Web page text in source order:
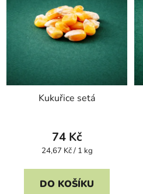
Kukuřice setá
74 Kč
Měrná
24,67 Kč / 1 kg
DO KOŠÍKU